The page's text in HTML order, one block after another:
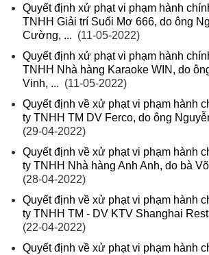
Quyết định xử phạt vi phạm hành
TNHH Giải trí Suối Mơ 666, do ông
Cường, ... (11-05-2022)
Quyết định xử phạt vi phạm hành
TNHH Nhà hàng Karaoke WIN, do
Vinh, ... (11-05-2022)
Quyết định về xử phạt vi phạm hành
ty TNHH TM DV Ferco, do ông
(29-04-2022)
Quyết định về xử phạt vi phạm hành
ty TNHH Nhà hàng Anh Anh, do bà
(28-04-2022)
Quyết định về xử phạt vi phạm hành
ty TNHH TM - DV KTV Shanghai
(22-04-2022)
Quyết định về xử phạt vi phạm hành